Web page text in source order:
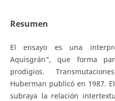
Resumen
El ensayo es una
Aquisgrán", que forma
prodigios.
Huberman publicó en 1987.
subraya la relación